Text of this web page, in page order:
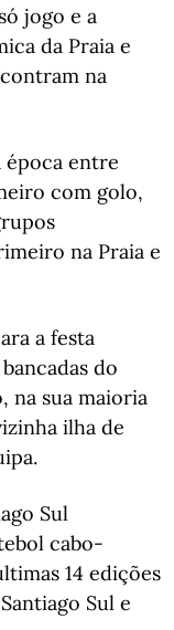
jogo e a
da Praia e
na
entre
com golo,
na Praia e
a festa
do
na sua maioria
ilha de
Sul
cabo-
14 edições
Sul e